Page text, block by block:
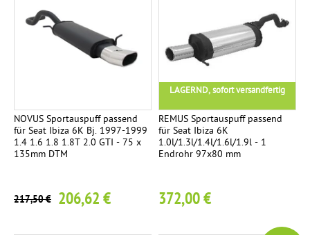
NOVUS Sportauspuff passend
für Seat Ibiza 6K Bj. 1997-1999
1.4 1.6 1.8 1.8T 2.0 GTI - 75 x
135mm DTM
217,50 € 206,62 €
LAGERND, sofort versandfertig
REMUS Sportauspuff passend
für Seat Ibiza 6K
1.0l/1.3l/1.4l/1.6l/1.9l - 1
Endrohr 97x80 mm
372,00 €